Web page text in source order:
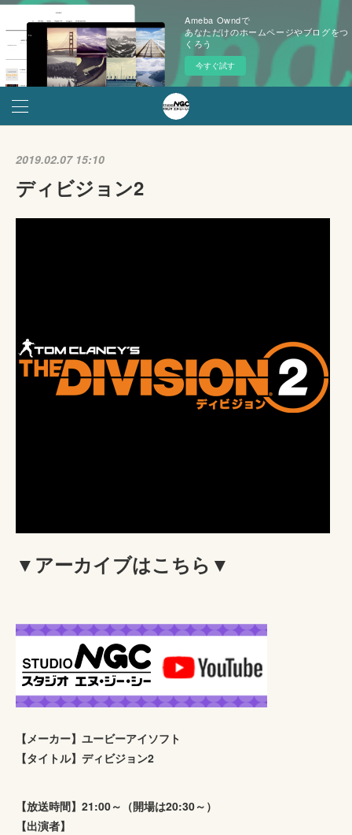
Ameba Owndで
あなただけのホームページやブログをつ
くろう
今すぐ試す
2019.02.07 15:10
ディビジョン2
▼アーカイブはこちら▼
【メーカー】ユービーアイソフト
【タイトル】ディビジョン2
【放送時間】21:00～（開場は20:30～）
【出演者】